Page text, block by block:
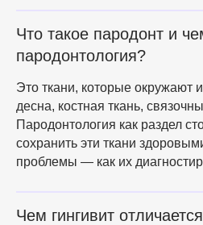
Что такое пародонт и
пародонтология?
Это ткани, которые окружают
десна, костная ткань,
Пародонтология как раздел
сохранить эти ткани
проблемы — как их
Чем гингивит